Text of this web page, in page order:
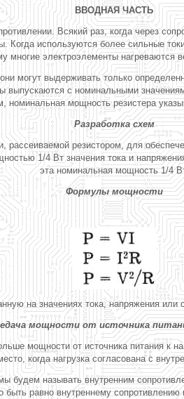
ВВОДНАЯ ЧАСТЬ
Всякий раз, когда через
Когда используются более сильные
многие электроэлементы нагреваются
могут выдерживать только
выпускаются с номинальными
номинальная мощность резистера
Разработка схем
резистором, для
1/4 Вт значения тока и
эта номинальная мощность 1/4
Формулы мощности
на значениях тока, напряжения или
мощности от источника
мощности от источника питания к
когда нагрузка согласована с
будем называть внутренним
равно внутреннему